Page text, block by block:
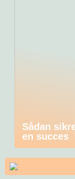
Sådan
en succes